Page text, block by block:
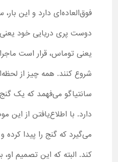
دوست پری دریایی خود یعنی
یعنی توماس، قرار است
شروع کنند. همه چیز از
سانتیاگو می‌فهمد که یک
دارد. با اطلاع‌یافتن از این
می‌گیرد که گنج را پیدا
کند. البته که این تصمیم